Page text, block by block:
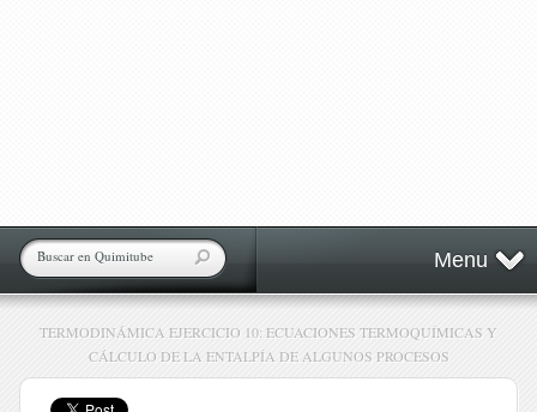
Menu
TERMODINÁMICA EJERCICIO 10: ECUACIONES TERMOQUÍMICAS Y
CÁLCULO DE LA ENTALPÍA DE ALGUNOS PROCESOS